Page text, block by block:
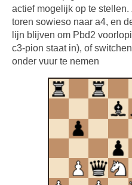
actief mogelijk op te
toren sowieso naar a4, en
lijn blijven om Pbd2
c3-pion staat in), of
onder vuur te nemen